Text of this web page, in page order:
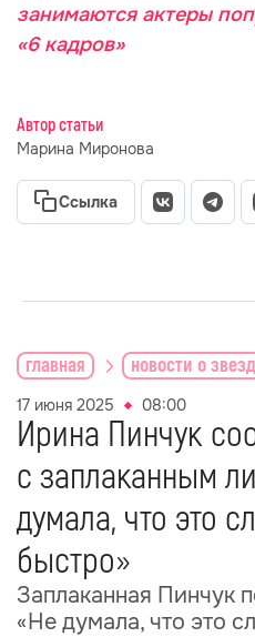
занимаются актеры
«6 кадров»
Автор статьи
Марина Миронова
Ссылка
главная новости о
17 июня 2025 08:00
Ирина Пинчук
с заплаканным
думала, что это
быстро»
Заплаканная Пинчук
«Не думала, что это